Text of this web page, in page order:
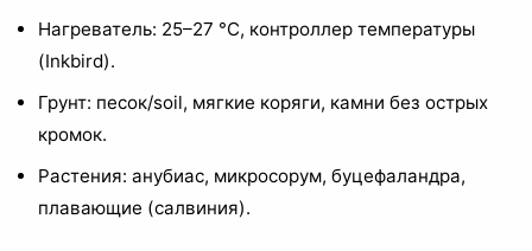
Нагреватель: 25–27 °C, контроллер температуры
(Inkbird).
Грунт: песок/soil, мягкие коряги, камни без острых
кромок.
Растения: анубиас, микросорум, буцефаландра,
плавающие (салвиния).